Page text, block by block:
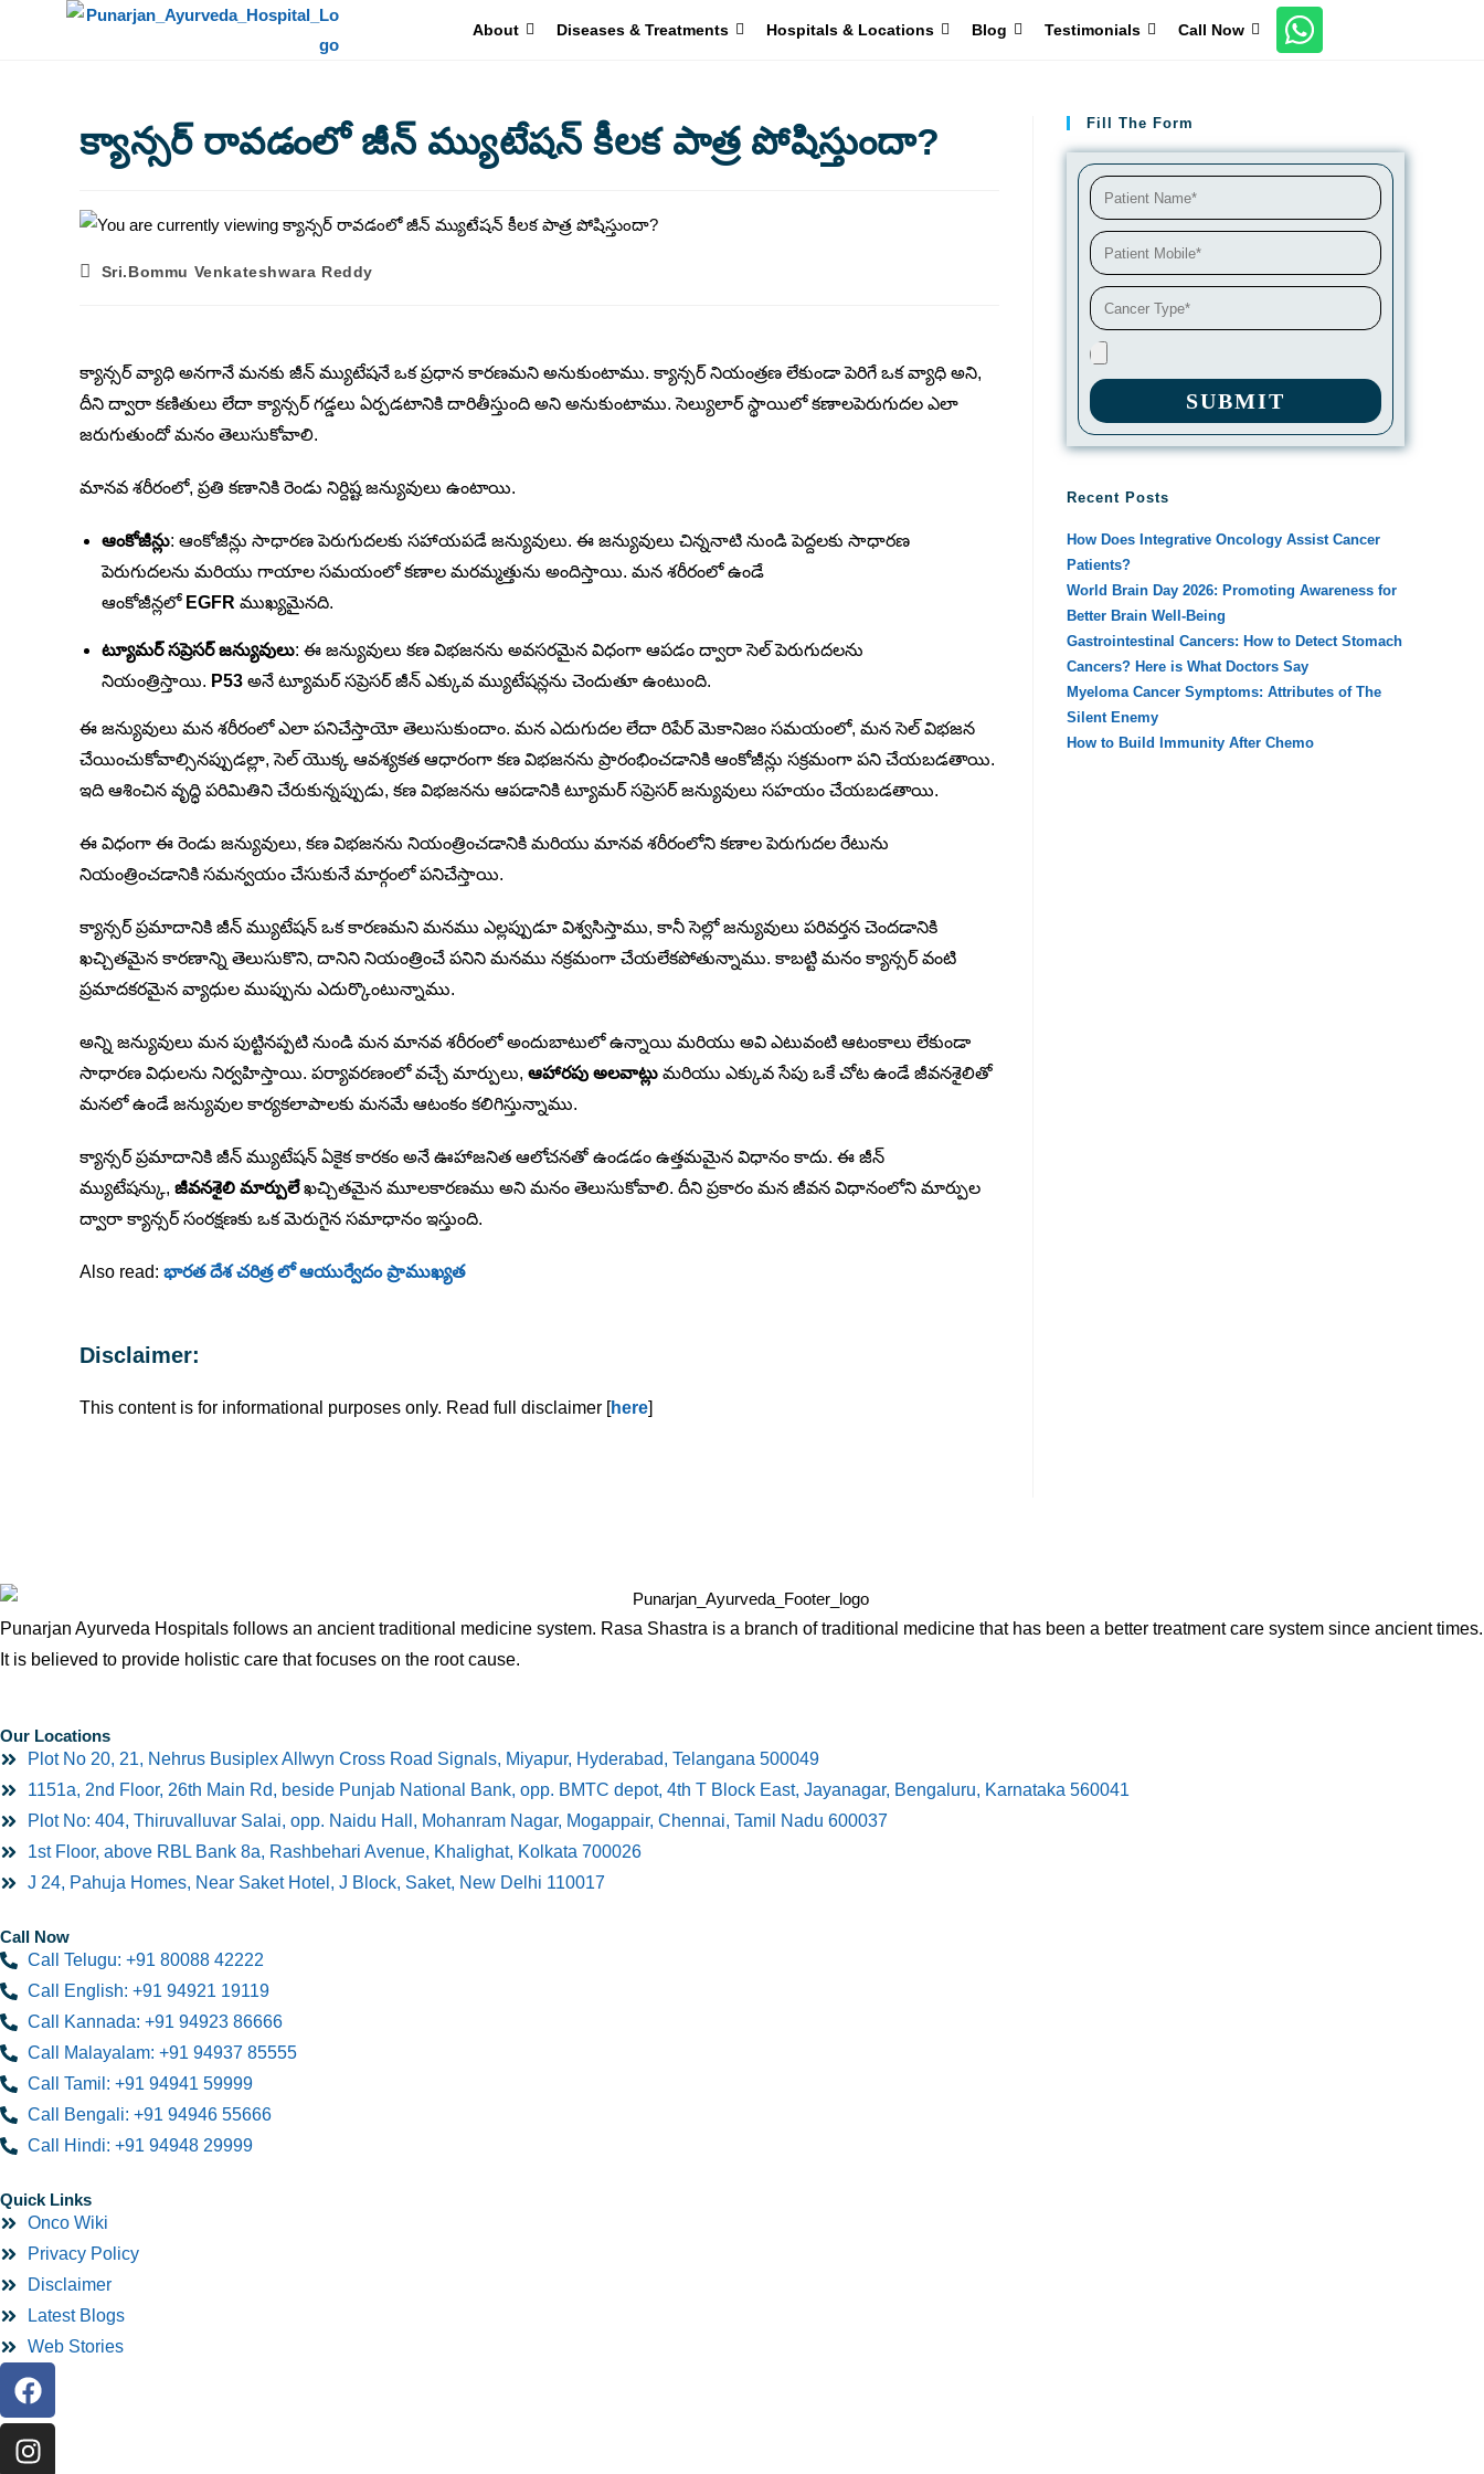
About Diseases & Treatments Hospitals & Locations Blog Testimonials Call Now
క్యాన్సర్ రావడంలో జీన్ మ్యుటేషన్ కీలక పాత్ర పోషిస్తుందా?
Sri.Bommu Venkateshwara Reddy
క్యాన్సర్ వ్యాధి అనగానే మనకు జీన్ మ్యుటేషనే ఒక ప్రధాన కారణమని అనుకుంటాము. క్యాన్సర్ నియంత్రణ లేకుండా పెరిగే ఒక వ్యాధి అని,
దీని ద్వారా కణితులు లేదా క్యాన్సర్ గడ్డలు ఏర్పడటానికి దారితీస్తుంది అని అనుకుంటాము. సెల్యులార్ స్థాయిలో కణాలపెరుగుదల ఎలా
జరుగుతుందో మనం తెలుసుకోవాలి.
మానవ శరీరంలో, ప్రతి కణానికి రెండు నిర్దిష్ట జన్యువులు ఉంటాయి.
ఆంకోజీన్లు: ఆంకోజీన్లు సాధారణ పెరుగుదలకు సహాయపడే జన్యువులు. ఈ జన్యువులు చిన్ననాటి నుండి పెద్దలకు సాధారణ
పెరుగుదలను మరియు గాయాల సమయంలో కణాల మరమ్మత్తును అందిస్తాయి. మన శరీరంలో ఉండే
ఆంకోజీన్లలో EGFR ముఖ్యమైనది.
ట్యూమర్ సప్రెసర్ జన్యువులు: ఈ జన్యువులు కణ విభజనను అవసరమైన విధంగా ఆపడం ద్వారా సెల్ పెరుగుదలను
నియంత్రిస్తాయి. P53 అనే ట్యూమర్ సప్రెసర్ జీన్ ఎక్కువ మ్యుటేషన్లను చెందుతూ ఉంటుంది.
ఈ జన్యువులు మన శరీరంలో ఎలా పనిచేస్తాయో తెలుసుకుందాం. మన ఎదుగుదల లేదా రిపేర్ మెకానిజం సమయంలో, మన సెల్ విభజన
చేయించుకోవాల్సినప్పుడల్లా, సెల్ యొక్క ఆవశ్యకత ఆధారంగా కణ విభజనను ప్రారంభించడానికి ఆంకోజీన్లు సక్రమంగా పని చేయబడతాయి.
ఇది ఆశించిన వృద్ధి పరిమితిని చేరుకున్నప్పుడు, కణ విభజనను ఆపడానికి ట్యూమర్ సప్రెసర్ జన్యువులు సహయం చేయబడతాయి.
ఈ విధంగా ఈ రెండు జన్యువులు, కణ విభజనను నియంత్రించడానికి మరియు మానవ శరీరంలోని కణాల పెరుగుదల రేటును
నియంత్రించడానికి సమన్వయం చేసుకునే మార్గంలో పనిచేస్తాయి.
క్యాన్సర్ ప్రమాదానికి జీన్ మ్యుటేషన్ ఒక కారణమని మనము ఎల్లప్పుడూ విశ్వసిస్తాము, కానీ సెల్లో జన్యువులు పరివర్తన చెందడానికి
ఖచ్చితమైన కారణాన్ని తెలుసుకొని, దానిని నియంత్రించే పనిని మనము నక్రమంగా చేయలేకపోతున్నాము. కాబట్టి మనం క్యాన్సర్ వంటి
ప్రమాదకరమైన వ్యాధుల ముప్పును ఎదుర్కొంటున్నాము.
అన్ని జన్యువులు మన పుట్టినప్పటి నుండి మన మానవ శరీరంలో అందుబాటులో ఉన్నాయి మరియు అవి ఎటువంటి ఆటంకాలు లేకుండా
సాధారణ విధులను నిర్వహిస్తాయి. పర్యావరణంలో వచ్చే మార్పులు, ఆహారపు అలవాట్లు మరియు ఎక్కువ సేపు ఒకే చోట ఉండే జీవనశైలితో
మనలో ఉండే జన్యువుల కార్యకలాపాలకు మనమే ఆటంకం కలిగిస్తున్నాము.
క్యాన్సర్ ప్రమాదానికి జీన్ మ్యుటేషన్ ఏకైక కారకం అనే ఊహాజనిత ఆలోచనతో ఉండడం ఉత్తమమైన విధానం కాదు. ఈ జీన్
మ్యుటేషన్కు, జీవనశైలి మార్పులేఖచ్చితమైన మూలకారణము అని మనం తెలుసుకోవాలి. దీని ప్రకారం మన జీవన విధానంలోని మార్పుల
ద్వారా క్యాన్సర్ సంరక్షణకు ఒక మెరుగైన సమాధానం ఇస్తుంది.
Also read: భారత దేశ చరిత్ర లో ఆయుర్వేదం ప్రాముఖ్యత
Disclaimer:
This content is for informational purposes only. Read full disclaimer [here]
Fill The Form
SUBMIT
Recent Posts
How Does Integrative Oncology Assist Cancer
Patients?
World Brain Day 2026: Promoting Awareness for
Better Brain Well-Being
Gastrointestinal Cancers: How to Detect Stomach
Cancers? Here is What Doctors Say
Myeloma Cancer Symptoms: Attributes of The
Silent Enemy
How to Build Immunity After Chemo
Punarjan Ayurveda Hospitals follows an ancient traditional medicine system. Rasa Shastra is a branch of traditional medicine that has been a better treatment care system since ancient times.
It is believed to provide holistic care that focuses on the root cause.
Our Locations
Plot No 20, 21, Nehrus Busiplex Allwyn Cross Road Signals, Miyapur, Hyderabad, Telangana 500049
1151a, 2nd Floor, 26th Main Rd, beside Punjab National Bank, opp. BMTC depot, 4th T Block East, Jayanagar, Bengaluru, Karnataka 560041
Plot No: 404, Thiruvalluvar Salai, opp. Naidu Hall, Mohanram Nagar, Mogappair, Chennai, Tamil Nadu 600037
1st Floor, above RBL Bank 8a, Rashbehari Avenue, Khalighat, Kolkata 700026
J 24, Pahuja Homes, Near Saket Hotel, J Block, Saket, New Delhi 110017
Call Now
Call Telugu: +91 80088 42222
Call English: +91 94921 19119
Call Kannada: +91 94923 86666
Call Malayalam: +91 94937 85555
Call Tamil: +91 94941 59999
Call Bengali: +91 94946 55666
Call Hindi: +91 94948 29999
Quick Links
Onco Wiki
Privacy Policy
Disclaimer
Latest Blogs
Web Stories